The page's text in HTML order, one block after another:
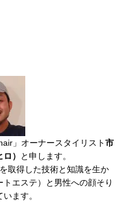
」オーナースタイリスト市
）
と申します。
取得した技術と知識を生か
エステ）と男性への顔そり
ます。